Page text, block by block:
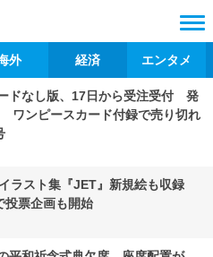
外 経済 エンタメ
ドなし版、17日から受注受付 発
ワンピースカード付録で売り切れ
ラスト集『JET』新規絵も収録
投票企画も開始